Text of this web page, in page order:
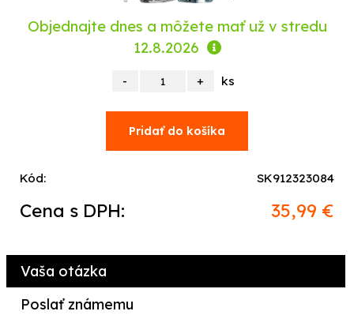
Objednajte dnes a môžete mať už v stredu
12.8.2026
ks
Kód: SK912323084
Cena s DPH: 35,99 €
Vaša otázka
Poslať známemu